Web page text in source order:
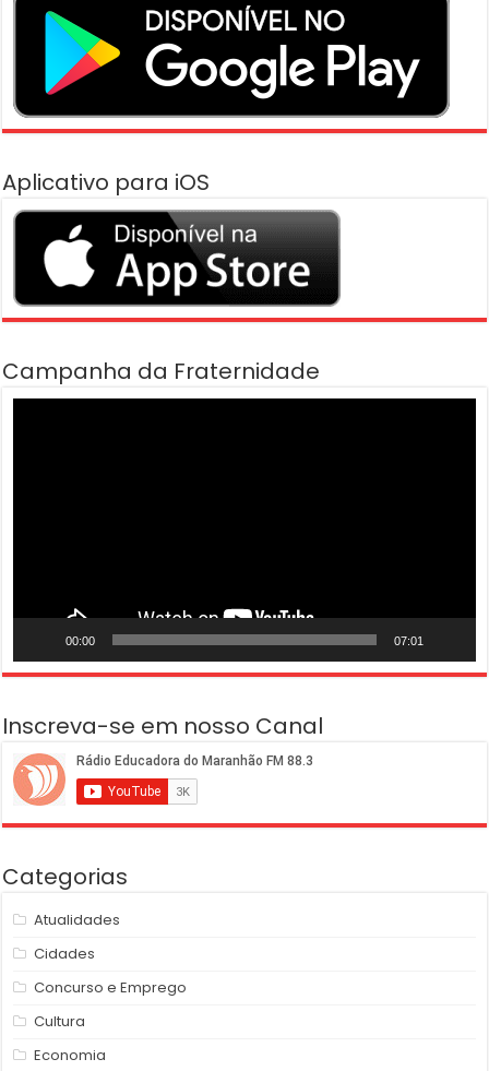
Aplicativo para iOS
Campanha da Fraternidade
00:00 07:01
Inscreva-se em nosso Canal
Categorias
Atualidades
Cidades
Concurso e Emprego
Cultura
Economia